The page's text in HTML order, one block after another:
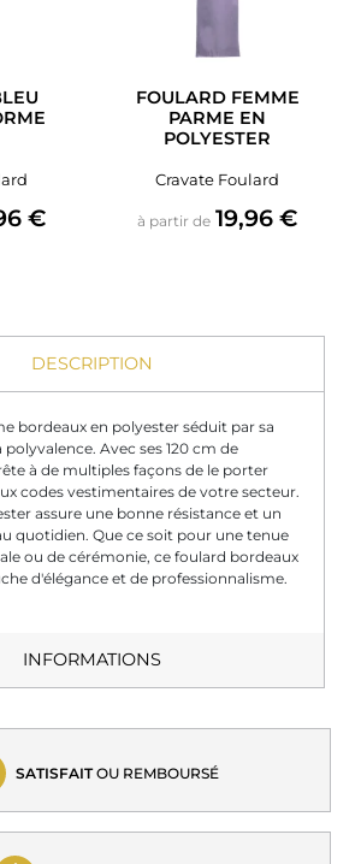
€
FOULARD FEMME
PARME EN
POLYESTER
Cravate Foulard
à partir de Prix
19,96 €
DESCRIPTION
bordeaux en polyester séduit par sa
Avec ses 120 cm de
à de multiples façons de le porter
codes vestimentaires de votre secteur.
assure une bonne résistance et un
quotidien. Que ce soit pour une tenue
ou de cérémonie, ce foulard bordeaux
d'élégance et de professionnalisme.
INFORMATIONS
SATISFAITOU REMBOURSÉ